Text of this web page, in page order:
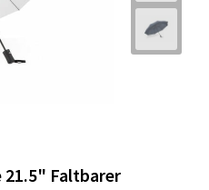
21.5" Faltbarer